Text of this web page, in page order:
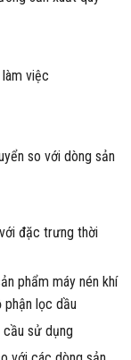
việc
so với dòng sản
đặc trưng thời
phẩm máy nén khí
phận lọc dầu
cầu sử dụng